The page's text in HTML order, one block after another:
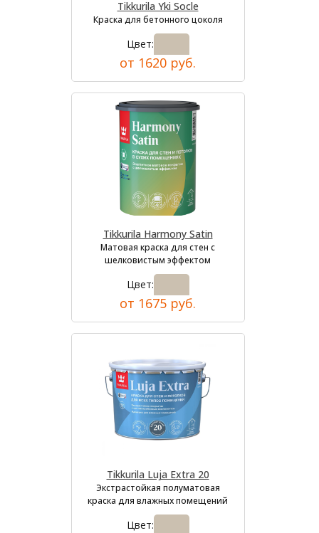
Tikkurila Yki Socle
Краска для бетонного цоколя
Цвет:
от 1620 руб.
Tikkurila Harmony Satin
Матовая краска для стен с
шелковистым эффектом
Цвет:
от 1675 руб.
Tikkurila Luja Extra 20
Экстрастойкая полуматовая
краска для влажных помещений
Цвет: